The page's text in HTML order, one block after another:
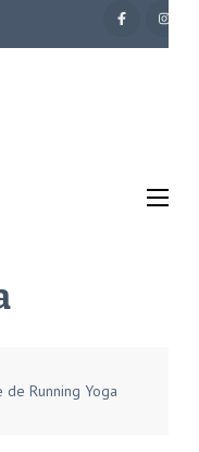
Running Yoga